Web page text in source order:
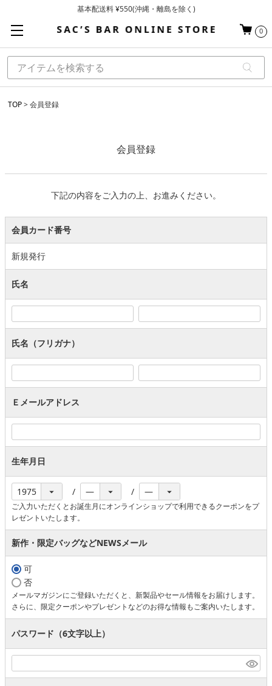
基本配送料 ¥550(沖縄・離島を除く)
お買い上げ合計¥3,980以上で送料無料
0
TOP 会員登録
会員登録
下記の内容をご入力の上、お進みください。
会員カード番号
新規発行
氏名
氏名（フリガナ）
Ｅメールアドレス
生年月日
ご入力いただくとお誕生月にオンラインショップで利用できるクーポンをプ
レゼントいたします。
新作・限定バッグなどNEWSメール
可
否
メールマガジンにご登録いただくと、新製品やセール情報をお届けします。
さらに、限定クーポンやプレゼントなどのお得な情報もご案内いたします。
パスワード（6文字以上）